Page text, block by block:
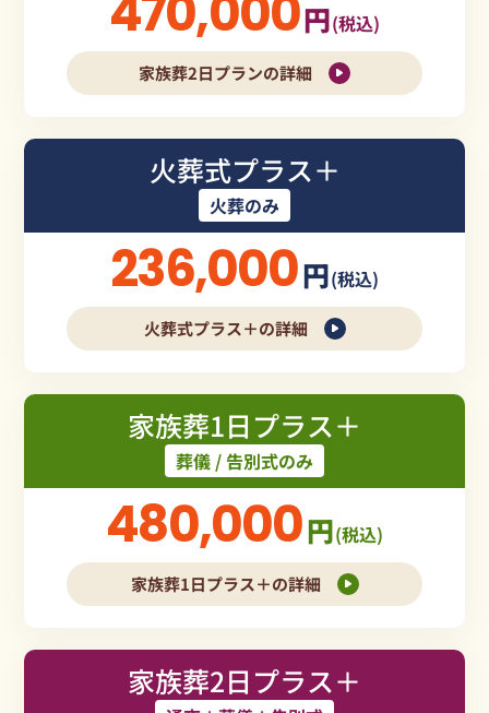
円(税込)
家族葬2日プランの詳細
火葬式プラス＋
火葬のみ
236,000円(税込)
火葬式プラス＋の詳細
家族葬1日プラス＋
葬儀 / 告別式のみ
480,000円(税込)
家族葬1日プラス＋の詳細
家族葬2日プラス＋